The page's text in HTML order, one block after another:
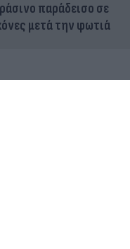
παράδεισο σε
μετά την φωτιά